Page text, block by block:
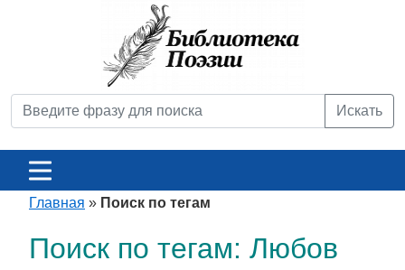
Искать
Главная » Поиск по тегам
Поиск по тегам: Любов